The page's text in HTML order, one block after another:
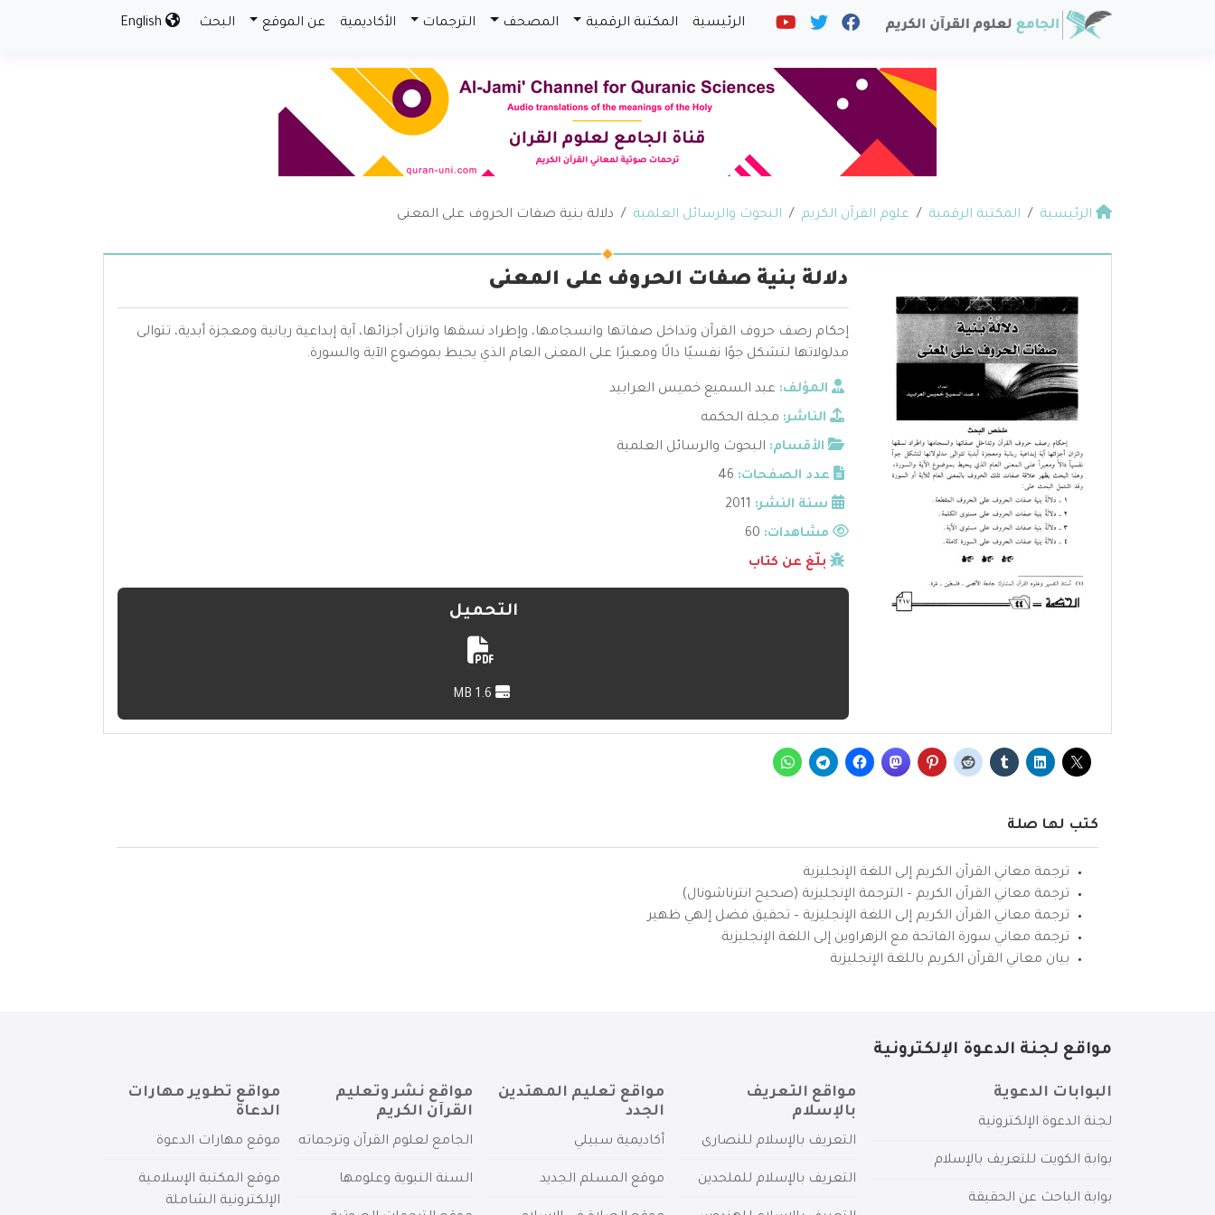
الرئيسية المكتبة الرقمية المصحف الترجمات الأكاديمية عن الموقع البحث
الرئيسية المكتبة الرقمية علوم القرآن الكريم البحوث والرسائل العلمية دلالة بنية صفات الحروف على المعنى
دلالة بنية صفات الحروف على المعنى
إحكام رصف حروف القرآن وتداخل صفاتها وانسجامها، وإطراد نسقها واتزان أجزائها، آية إبداعية ربانية ومعجزة أبدية، تتوالى
مدلولاتها لتشكل جوًا نفسيًا دالًا ومعبرًا على المعنى العام الذي يحيط بموضوع الآية والسورة.
المؤلف: عبد السميع خميس العرابيد
الناشر: مجلة الحكمه
الأقسام: البحوث والرسائل العلمية
عدد الصفحات: 46
سنة النشر: 2011
مشاهدات:
بلّغ عن كتاب
التحميل
كتب لها صلة
ترجمة معاني القرآن الكريم إلى اللغة الإنجليزية
ترجمة معاني القرآن الكريم – الترجمة الإنجليزية (صحيح انترناشونال)
ترجمة معاني القرآن الكريم إلى اللغة الإنجليزية – تحقيق فضل إلهي ظهير
ترجمة معاني سورة الفاتحة مع الزهراوين إلى اللغة الإنجليزية
بيان معاني القرآن الكريم باللغة الإنجليزية
مواقع لجنة الدعوة الإلكترونية
البوابات الدعوية
لجنة الدعوة الإلكترونية
بوابة الكويت للتعريف بالإسلام
بوابة الباحث عن الحقيقة
مواقع التعريف
بالإسلام
التعريف بالإسلام للنصارى
التعريف بالإسلام للملحدين
مواقع تعليم المهتدين
الجدد
أكاديمية سبيلي
موقع المسلم الجديد
مواقع نشر وتعليم
القرآن الكريم
الجامع لعلوم القرآن وترجماته
السنة النبوية وعلومها
مواقع تطوير مهارات
الدعاة
موقع مهارات الدعوة
موقع المكتبة الإسلامية
الإلكترونية الشاملة